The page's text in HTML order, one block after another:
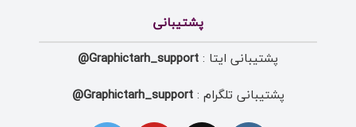
پشتیبانی
پشتیبانی ایتا : Graphictarh_support@
پشتیبانی تلگرام :Graphictarh_support@